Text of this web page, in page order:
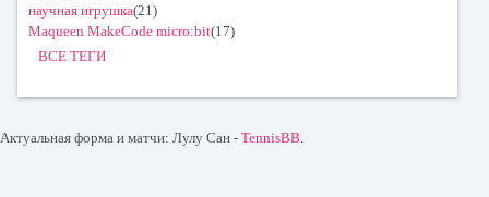
научная игрушка(21)
Maqueen MakeCode micro:bit(17)
ВСЕ ТЕГИ
Актуальная форма и матчи: Лулу Сан - TennisBB